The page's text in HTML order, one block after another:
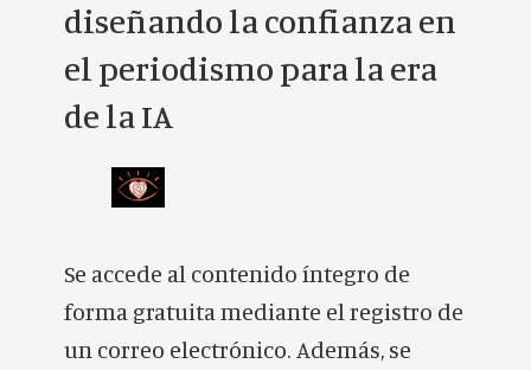
diseñando la confianza en
el periodismo para la era
de la IA
Se accede al contenido íntegro de
forma gratuita mediante el registro de
un correo electrónico. Además, se